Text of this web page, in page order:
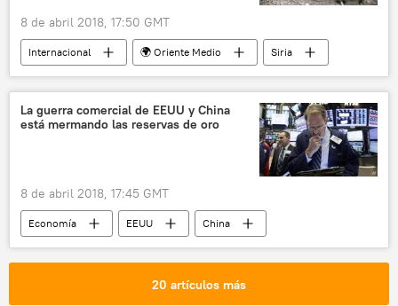
8 de abril 2018, 17:50 GMT
Internacional 🌍 Oriente Medio
Siria
Duma
Guta Oriental
Consejo de Seguridad de la ONU
armas químicas
solicitud
EEUU amenaza con atacar Siria por el supuesto ataque químico en Duma
La guerra comercial de EEUU y China
está mermando las reservas de oro
8 de abril 2018, 17:45 GMT
Economía EEUU
China
guerra comercial
dólar noticias
20 artículos más